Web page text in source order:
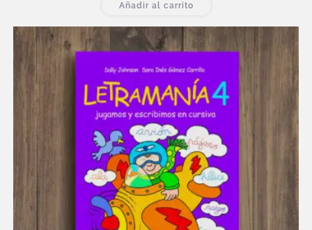
Añadir al carrito